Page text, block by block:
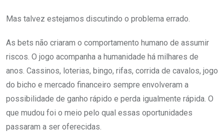
Mas talvez estejamos discutindo o problema errado.
As bets não criaram o comportamento humano de assumir
riscos. O jogo acompanha a humanidade há milhares de
anos. Cassinos, loterias, bingo, rifas, corrida de cavalos, jogo
do bicho e mercado financeiro sempre envolveram a
possibilidade de ganho rápido e perda igualmente rápida. O
que mudou foi o meio pelo qual essas oportunidades
passaram a ser oferecidas.